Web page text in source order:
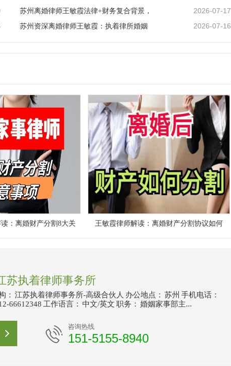
苏州离婚律师王敏霞法律+财务复合背景， 2026-07-17
苏州资深离婚律师王敏霞：执着律所婚姻 2026-07-16
：离婚财产分割8大关 王敏霞律师解读：离婚财产分割协议如何
苏执着律师事务所
： 江苏执着律师事务所-高级合伙人 办公地点： 苏州 手机电话：
66612348 工作语言： 中文/英文 职务： 婚姻家事部主...
咨询热线
151-5155-8940